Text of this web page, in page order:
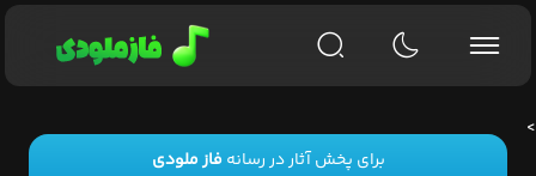
برای پخش آثار در رسانهفاز ملودی
>